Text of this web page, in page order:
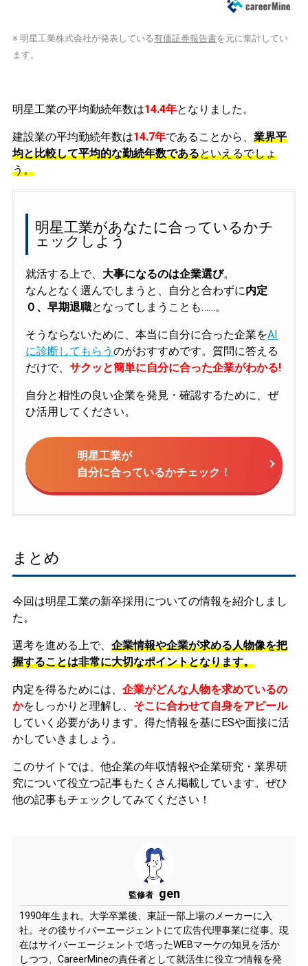
※ 明星工業株式会社が発表している有価証券報告書を元に集計してい
ます。
明星工業の平均勤続年数は14.4年となりました。
建設業の平均勤続年数は14.7年であることから、 業界平
均と比較して平均的な勤続年数であるといえるでしょ
う。
明星工業があなたに合っているかチ
ェックしよう
就活する上で、 大事になるのは企業選び。
なんとなく選んでしまうと、自分と合わずに内定
０、早期退職となってしまうことも……。
そうならないために、本当に自分に合った企業をAI
に診断してもらう のがおすすめです。質問に答える
だけで、 サクッと簡単に自分に合った企業がわかる!
自分と相性の良い企業を発見・確認するために、ぜ
ひ活用してください。
明星工業が
自分に合っているかチェック！
まとめ
今回は明星工業の新卒採用についての情報を紹介しまし
た。
選考を進める上で、 企業情報や企業が求める人物像を把
握することは非常に大切なポイントとなります。
内定を得るためには、 企業がどんな人物を求めているの
かをしっかりと理解し、 そこに合わせて自身をアピール
していく必要があります。 得た情報を基にESや面接に活
かしていきましょう。
このサイトでは、他企業の年収情報や企業研究・業界研
究について役立つ記事もたくさん掲載しています。ぜひ
他の記事もチェックしてみてください！
監修者 gen
1990年生まれ。大学卒業後、東証一部上場のメーカーに入
社。その後サイバーエージェントにて広告代理事業に従事。現
在はサイバーエージェントで培ったWEBマーケの知見を活か
しつつ、CareerMineの責任者として就活生に役立つ情報を発